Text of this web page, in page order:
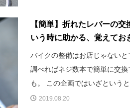
【簡単】折れたレバーの交
いう時に助かる、覚えてお
バイクの整備はお店じゃないと
調べればネジ数本で簡単に交換
も。 この企画ではいざというと
2019.08.20